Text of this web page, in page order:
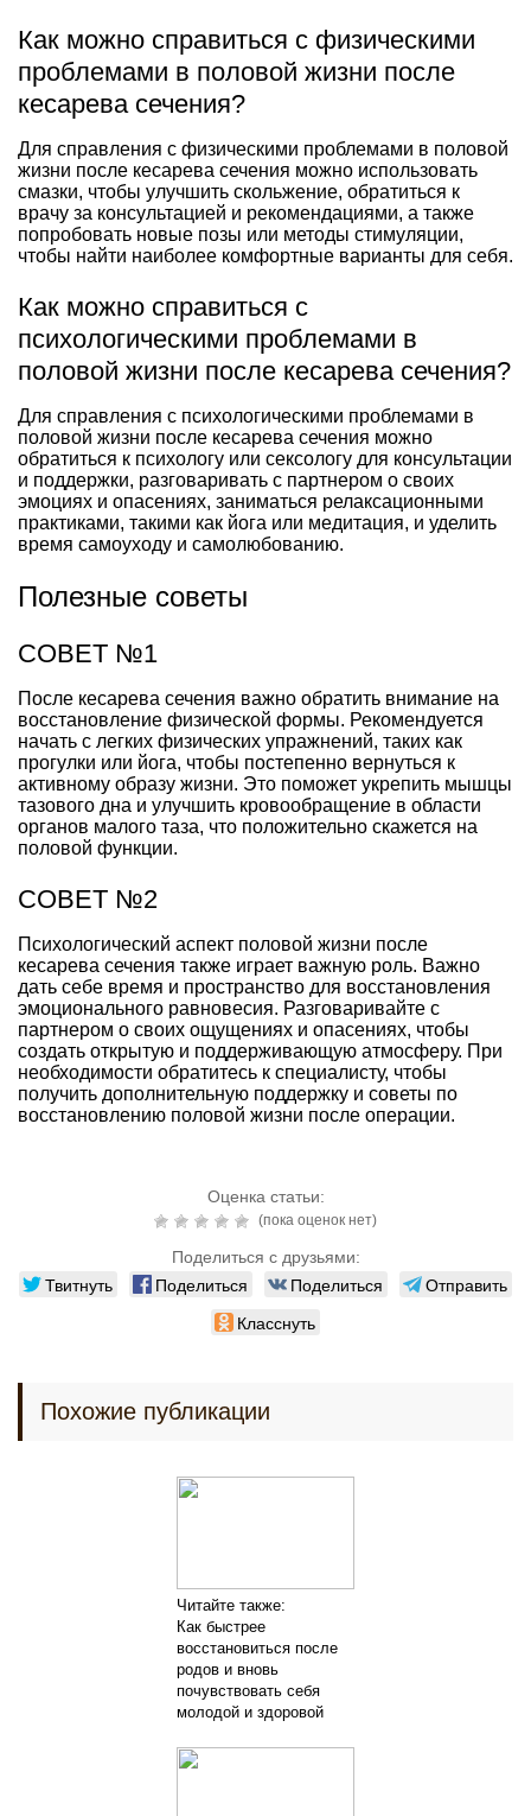
Как можно справиться с физическими
проблемами в половой жизни после
кесарева сечения?
Для справления с физическими проблемами в половой
жизни после кесарева сечения можно использовать
смазки, чтобы улучшить скольжение, обратиться к
врачу за консультацией и рекомендациями, а также
попробовать новые позы или методы стимуляции,
чтобы найти наиболее комфортные варианты для себя.
Как можно справиться с
психологическими проблемами в
половой жизни после кесарева сечения?
Для справления с психологическими проблемами в
половой жизни после кесарева сечения можно
обратиться к психологу или сексологу для консультации
и поддержки, разговаривать с партнером о своих
эмоциях и опасениях, заниматься релаксационными
практиками, такими как йога или медитация, и уделить
время самоуходу и самолюбованию.
Полезные советы
СОВЕТ №1
После кесарева сечения важно обратить внимание на
восстановление физической формы. Рекомендуется
начать с легких физических упражнений, таких как
прогулки или йога, чтобы постепенно вернуться к
активному образу жизни. Это поможет укрепить мышцы
тазового дна и улучшить кровообращение в области
органов малого таза, что положительно скажется на
половой функции.
СОВЕТ №2
Психологический аспект половой жизни после
кесарева сечения также играет важную роль. Важно
дать себе время и пространство для восстановления
эмоционального равновесия. Разговаривайте с
партнером о своих ощущениях и опасениях, чтобы
создать открытую и поддерживающую атмосферу. При
необходимости обратитесь к специалисту, чтобы
получить дополнительную поддержку и советы по
восстановлению половой жизни после операции.
Оценка статьи:
(пока оценок нет)
Поделиться с друзьями:
Твитнуть Поделиться Поделиться
Отправить
Класснуть
Похожие публикации
Читайте также:
Как быстрее
восстановиться после
родов и вновь
почувствовать себя
молодой и здоровой